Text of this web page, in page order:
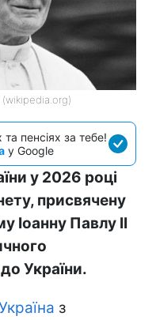
пенсіях за тебе!
у Google
у 2026 році
присвячену
Іоанну Павлу II
України.
з